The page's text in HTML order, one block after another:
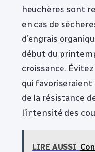
heuchères sont
en cas de
d’engrais
début du
croissance.
qui
de la résistance
l’intensité des
LIRE AUSSI